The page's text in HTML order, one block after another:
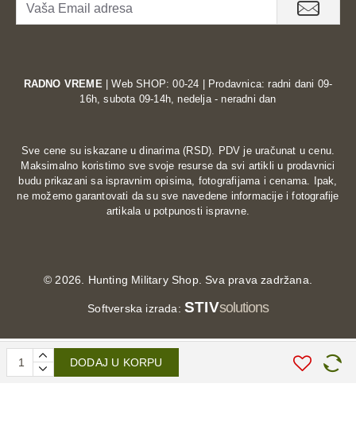
DODAJ U KORPU
Prvoklasna koža za savršen grip:
Izrađene od
gasa i komandama.
navlačenje, skidanje i lako fiksiranje rukavice.
Vaš svakodnevni saputnik na drumu
Zahvaljujući mekoj unutrašnjoj postavi i prirodnoj
elastičnosti, ove kratke kožne rukavice efikasno
poručite svoje kratke kožne moto rukavice još danas!
RADNO VREME| Web SHOP: 00-24 | Prodavnica: radni dani 09-
16h, subota 09-14h, nedelja - neradni dan
Sve cene su iskazane u dinarima (RSD). PDV je uračunat u cenu.
Maksimalno koristimo sve svoje resurse da svi artikli u prodavnici
budu prikazani sa ispravnim opisima, fotografijama i cenama. Ipak,
ne možemo garantovati da su sve navedene informacije i fotografije
artikala u potpunosti ispravne.
©2026. Hunting Military Shop. Sva prava zadržana.
Softverska izrada: STIVsolutions